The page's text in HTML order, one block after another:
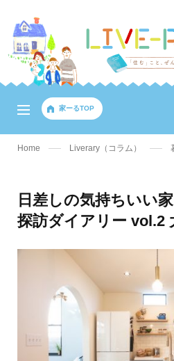
家ーるTOP
Home Liverary（コラム）
日差しの気持ちいい
探訪ダイアリー vol.2